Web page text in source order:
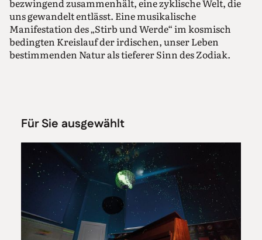
bezwingend zusammenhält, eine zyklische Welt, die
uns gewandelt entlässt. Eine musikalische
Manifestation des „Stirb und Werde“ im kosmisch
bedingten Kreislauf der irdischen, unser Leben
bestimmenden Natur als tieferer Sinn des Zodiak.
Für Sie ausgewählt